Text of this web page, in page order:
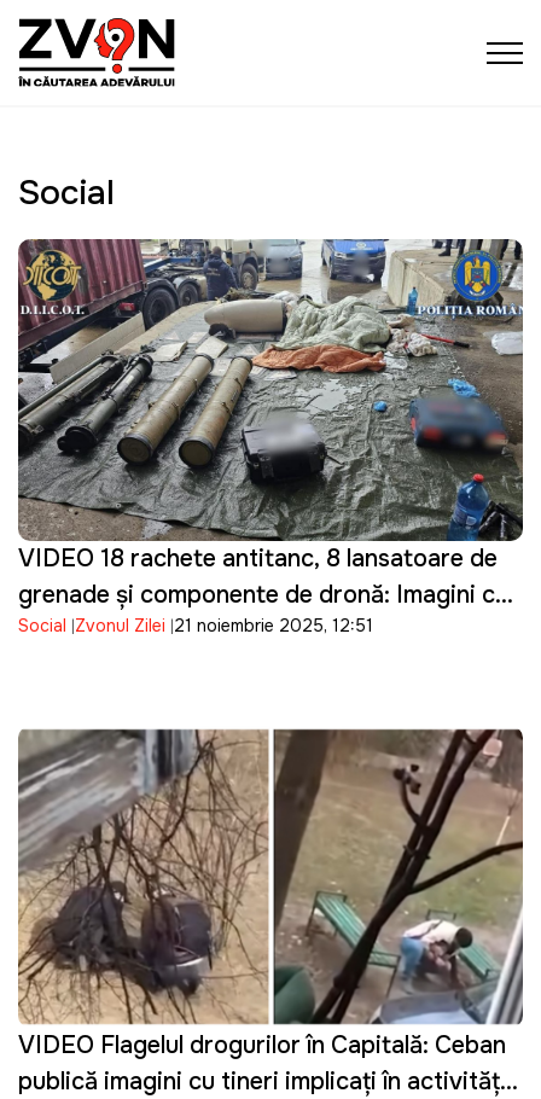
Social
VIDEO 18 rachete antitanc, 8 lansatoare de
grenade și componente de dronă: Imagini cu
muniţiile din camionul din Moldova oprit la
Social Zvonul Zilei 21 noiembrie 2025, 12:51
VIDEO Flagelul drogurilor în Capitală: Ceban
publică imagini cu tineri implicați în activități